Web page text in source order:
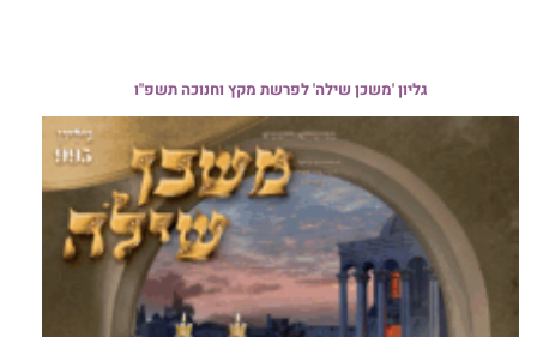
גליון 'משכן שילה' לפרשת מקץ וחנוכה תשפ"ו